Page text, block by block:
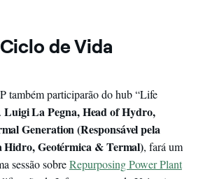
de Vida
também participarão do hub “Life
Luigi La Pegna, Head of Hydro,
Generation (Responsável pela
Hidro, Geotérmica & Termal), fará um
sessão sobreRepurposing Power Plant